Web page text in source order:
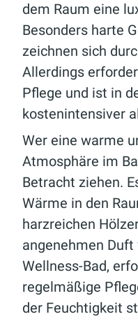
dem Raum eine
Besonders harte
zeichnen sich
Allerdings
Pflege und ist in
kostenintensiver
Wer eine warme
Atmosphäre im
Betracht ziehen.
Wärme in den
harzreichen
angenehmen
Wellness-Bad,
regelmäßige
der Feuchtigkeit